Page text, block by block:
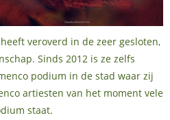
veroverd in de zeer gesloten,
Sinds 2012 is ze zelfs
podium in de stad waar zij
artiesten van het moment vele
staat.